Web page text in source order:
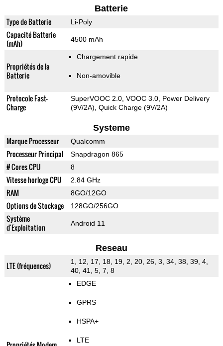
Batterie
Type de Batterie Li-Poly
Capacité Batterie
(mAh)
4500 mAh
Propriétés de la
Batterie
Chargement rapide
Non-amovible
Protocole Fast-
Charge
SuperVOOC 2.0, VOOC 3.0, Power Delivery
(9V/2A), Quick Charge (9V/2A)
Systeme
Marque Processeur Qualcomm
Processeur Principal Snapdragon 865
# Cores CPU 8
Vitesse horloge CPU 2.84 GHz
RAM 8GO/12GO
Options de Stockage 128GO/256GO
Système
d'Exploitation
Android 11
Reseau
LTE (fréquences)
1, 12, 17, 18, 19, 2, 20, 26, 3, 34, 38, 39, 4,
40, 41, 5, 7, 8
EDGE
GPRS
HSPA+
LTE